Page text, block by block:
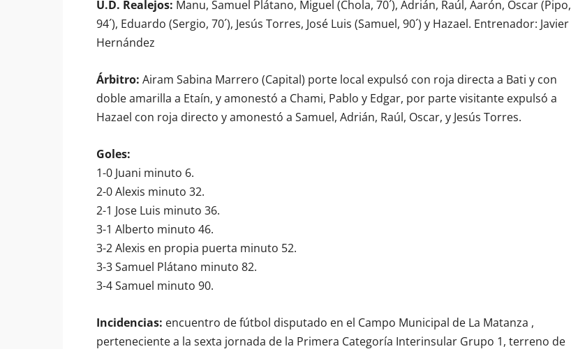
U.D. Realejos: Manu, Samuel Plátano, Miguel (Chola, 70´), Adrián, Raúl, Aarón, Oscar (Pipo,
94´), Eduardo (Sergio, 70´), Jesús Torres, José Luis (Samuel, 90´) y Hazael. Entrenador: Javier
Hernández
Árbitro: Airam Sabina Marrero (Capital) porte local expulsó con roja directa a Bati y con
doble amarilla a Etaín, y amonestó a Chami, Pablo y Edgar, por parte visitante expulsó a
Hazael con roja directo y amonestó a Samuel, Adrián, Raúl, Oscar, y Jesús Torres.
Goles:
1-0 Juani minuto 6.
2-0 Alexis minuto 32.
2-1 Jose Luis minuto 36.
3-1 Alberto minuto 46.
3-2 Alexis en propia puerta minuto 52.
3-3 Samuel Plátano minuto 82.
3-4 Samuel minuto 90.
Incidencias: encuentro de fútbol disputado en el Campo Municipal de La Matanza ,
perteneciente a la sexta jornada de la Primera Categoría Interinsular Grupo 1, terreno de